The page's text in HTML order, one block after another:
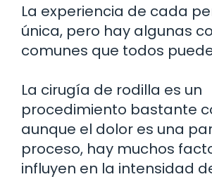
La experiencia de cada
única, pero hay algunas
comunes que todos
La cirugía de rodilla es un
procedimiento bastante
aunque el dolor es una
proceso, hay muchos
influyen en la intensidad